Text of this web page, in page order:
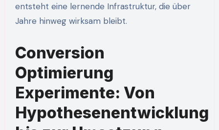
entsteht eine lernende Infrastruktur, die über
Jahre hinweg wirksam bleibt.
Conversion
Optimierung
Experimente: Von
Hypothesenentwicklung